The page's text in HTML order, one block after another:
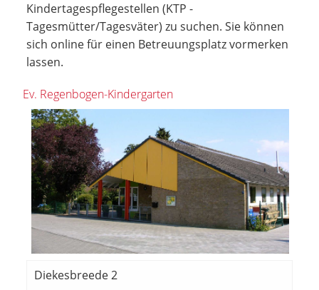
Kindertagespflegestellen (KTP -
Tagesmütter/Tagesväter) zu suchen. Sie können
sich online für einen Betreuungsplatz vormerken
lassen.
Ev. Regenbogen-Kindergarten
Diekesbreede 2